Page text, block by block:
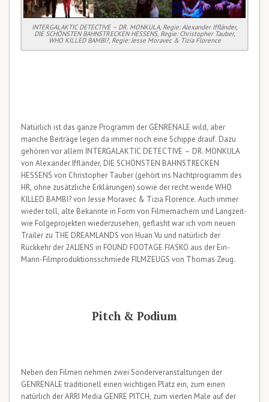
INTERGALAKTIC DETECTIVE – DR. MONKULA, Regie: Alexander Iffländer,
DIE SCHÖNSTEN BAHNSTRECKEN HESSENS, Regie: Christopher Tauber,
WHO KILLED BAMBI?, Regie: Jesse Moravec & Tizia Florence
Natürlich ist das ganze Programm der GENRENALE wild, aber
manche Beiträge legen da immer noch eine Schippe drauf. Dazu
gehören vor allem INTERGALAKTIC DETECTIVE – DR. MONKULA
von Alexander Iffländer, DIE SCHÖNSTEN BAHNSTRECKEN
HESSENS von Christopher Tauber (gehört ins Nachtprogramm des
HR, ohne zusätzliche Erklärungen) sowie der recht weirde WHO
KILLED BAMBI? von Jesse Moravec & Tizia Florence. Auch immer
wieder toll, alte Bekannte in Form von Filmemachern und Langzeit-
wie Folgeprojekten wiederzusehen, geflasht war ich vom neuen
Trailer zu THE DREAMLANDS von Huan Vu und natürlich der
Rückkehr der 2ALIENS in FOUND FOOTAGE FIASKO aus der Ein-
Mann-Filmproduktionsschmiede FILMZEUGS von Thomas Zeug.
Pitch & Podium
Neben den Filmen nehmen zwei Sonderveranstaltungen der
GENRENALE traditionell einen wichtigen Platz ein, zum einen
natürlich der ARRI Media GENRE PITCH, zum vierten Male auf der